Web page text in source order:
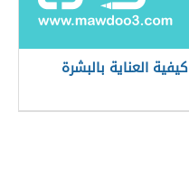
كيفية العناية بالبشرة